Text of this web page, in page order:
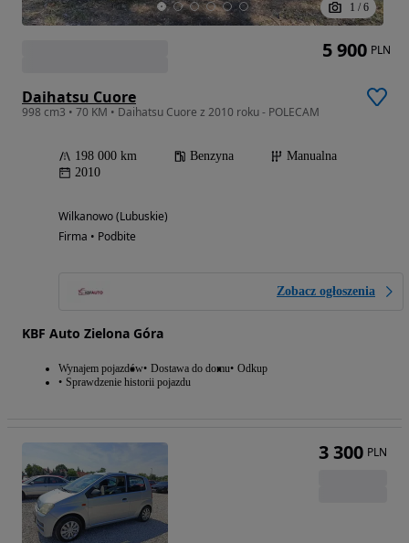
1 / 6
Daihatsu Cuore
998 cm3 • 70 KM • Daihatsu Cuore z 2010 roku - POLECAM
198 000 km Benzyna
Manualna
2010
Wilkanowo (Lubuskie)
Firma • Podbite
Zobacz ogłoszenia
KBF Auto Zielona Góra
Wynajem pojazdów Dostawa do domu Odkup
Sprawdzenie historii pojazdu
5 900 PLN
3 300 PLN